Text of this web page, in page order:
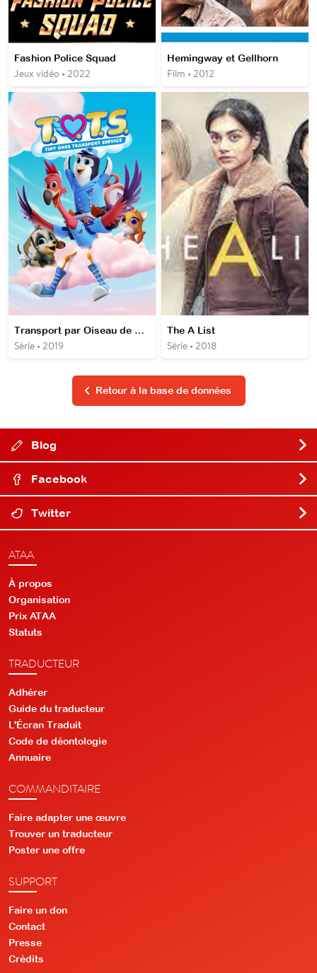
Fashion Police Squad
Jeux vidéo • 2022
Hemingway et Gellhorn
Film • 2012
Transport par Oiseau de Tout-Petits
Série • 2019
The A List
Série • 2018
Retour à la base de données
Blog
Facebook
Twitter
ATAA
À propos
Organisation
Prix ATAA
Statuts
TRADUCTEUR
Adhérer
Guide du traducteur
L'Écran Traduit
Code de déontologie
Annuaire
COMMANDITAIRE
Faire adapter une œuvre
Trouver un traducteur
Poster une offre
SUPPORT
Faire un don
Contact
Presse
Crédits